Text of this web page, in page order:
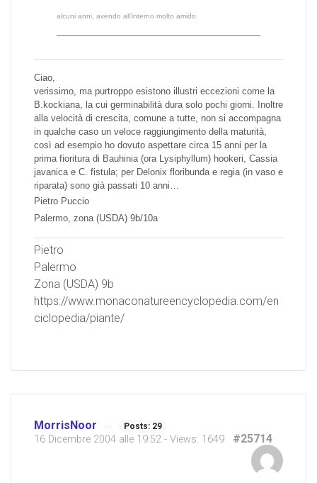
alcuni anni, avendo all’interno molto amido.
Ciao,
verissimo, ma purtroppo esistono illustri eccezioni come la
B.kockiana, la cui germinabilità dura solo pochi giorni. Inoltre
alla velocità di crescita, comune a tutte, non si accompagna
in qualche caso un veloce raggiungimento della maturità,
così ad esempio ho dovuto aspettare circa 15 anni per la
prima fioritura di Bauhinia (ora Lysiphyllum) hookeri, Cassia
javanica e C. fistula; per Delonix floribunda e regia (in vaso e
riparata) sono già passati 10 anni…
Pietro Puccio
Palermo, zona (USDA) 9b/10a
Pietro
Palermo
Zona (USDA) 9b
https://www.monaconatureencyclopedia.com/en
ciclopedia/piante/
MorrisNoor Posts: 29
16 Dicembre 2004 alle 19:52 - Views: 1649 #25714